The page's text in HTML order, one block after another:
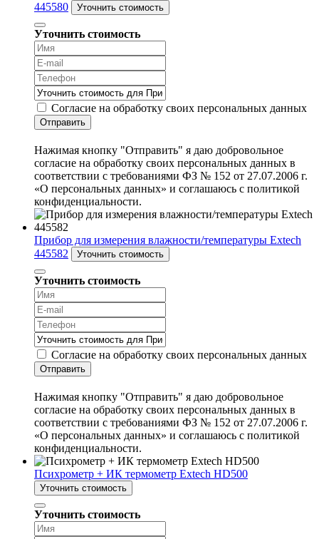
445580
Уточнить стоимость
Уточнить стоимость
Согласие на обработку своих персональных данных
Отправить
Нажимая кнопку "Отправить" я даю добровольное
согласие на обработку своих персональных данных в
соответствии с требованиями ФЗ № 152 от 27.07.2006 г.
«О персональных данных» и соглашаюсь с политикой
конфиденциальности.
Прибор для измерения влажности/температуры Extech
445582
Уточнить стоимость
Уточнить стоимость
Согласие на обработку своих персональных данных
Отправить
Нажимая кнопку "Отправить" я даю добровольное
согласие на обработку своих персональных данных в
соответствии с требованиями ФЗ № 152 от 27.07.2006 г.
«О персональных данных» и соглашаюсь с политикой
конфиденциальности.
Психрометр + ИК термометр Extech HD500
Уточнить стоимость
Уточнить стоимость